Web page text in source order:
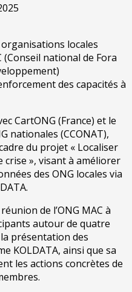
locales
(Conseil national de Fora
des capacités à
CartONG (France) et le
nationales (CCONAT),
du projet « Localiser
», visant à améliorer
des ONG locales via
de l’ONG MAC à
autour de quatre
présentation des
KOLDATA, ainsi que sa
les actions concrètes de